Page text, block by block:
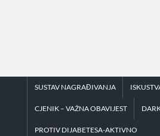
SUSTAV NAGRAĐIVANJA
CJENIK – VAŽNA OBAVIJEST
PROTIV DIJABETESA-AKTIVNO